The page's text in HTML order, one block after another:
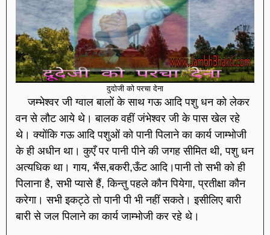
दुदोजी को परचा देना
जम्भेश्वर जी ग्वाल बालों के साथ गऊ आदि पशु धन को लेकर
वन से लौट आये थे। बालक वहीं जंभेश्वर जी के पास खेल रहे
थे। क्योंकि गऊ आदि पशुओं को पानी पिलाने का कार्य जाम्भोजी
के ही अधीन था। कुएँ पर पानी पीने की जगह सीमित थी, पशु धन
अत्यधिक था। गाय, भैंस,बकरी,ऊँट आदि।पानी तो सभी को ही
पिलाना है, सभी प्यासे हैं, किन्तु पहले कौन पियेगा, प्रतीक्षा कौन
करेगा। सभी इकट्ठे तो पानी पी भी नहीं सकते। इसीलिए बारी
बारी से जल पिलाने का कार्य जाम्भोजी कर रहे थे।